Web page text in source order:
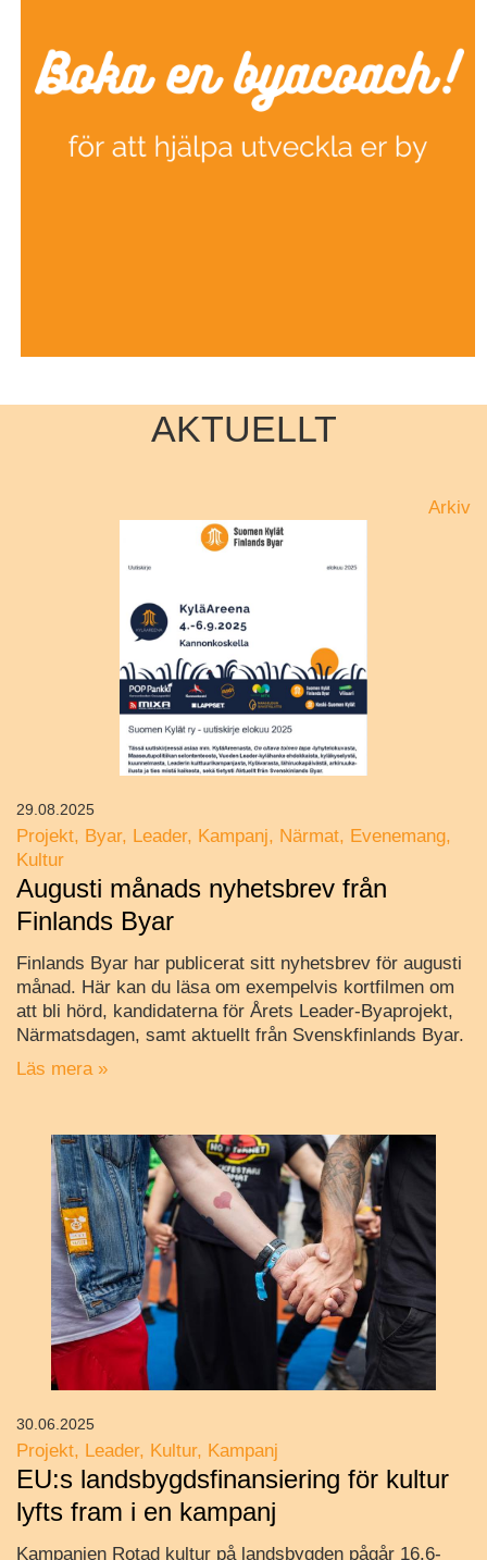
AKTUELLT
Arkiv
Projekt Byar Leader Kampanj Närmat Evenemang
Kultur
Augusti månads nyhetsbrev från
Finlands Byar
Finlands Byar har publicerat sitt nyhetsbrev för augusti
månad. Här kan du läsa om exempelvis kortfilmen om
att bli hörd, kandidaterna för Årets Leader-Byaprojekt,
Närmatsdagen, samt aktuellt från Svenskfinlands Byar.
Läs mera »
29.08.2025
Projekt Leader Kultur Kampanj
EU:s landsbygdsfinansiering för kultur
lyfts fram i en kampanj
Kampanjen Rotad kultur på landsbygden pågår 16.6-
30.06.2025